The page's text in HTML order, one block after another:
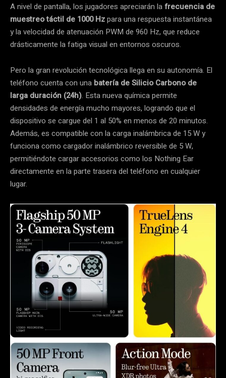
A nivel de pantalla, los jugadores apreciarán lafrecuencia de
muestreo táctil de 1000 Hzpara una respuesta instantánea
y la velocidad de atenuación PWM de 960 Hz, que reduce
drásticamente la fatiga visual en entornos oscuros.
Pero la gran revolución tecnológica llega en su autonomía. El
teléfono cuenta con una batería de Silicio Carbono de
larga duración (24h). Esta nueva química permite
densidades de energía mucho mayores, logrando que el
dispositivo se cargue del 1 al 50% en menos de 20 minutos.
Además, es compatible con la carga inalámbrica de 15 W y
funciona como cargador inalámbrico reversible de 5 W,
permitiéndote cargar accesorios como los Nothing Ear
directamente en la parte trasera del teléfono en cualquier
lugar.